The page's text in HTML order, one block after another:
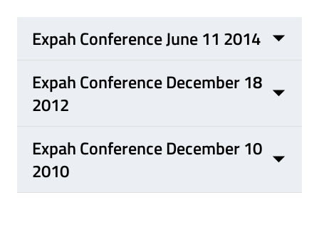
Expah Conference June 11 2014
Expah Conference December 18
2012
Expah Conference December 10
2010